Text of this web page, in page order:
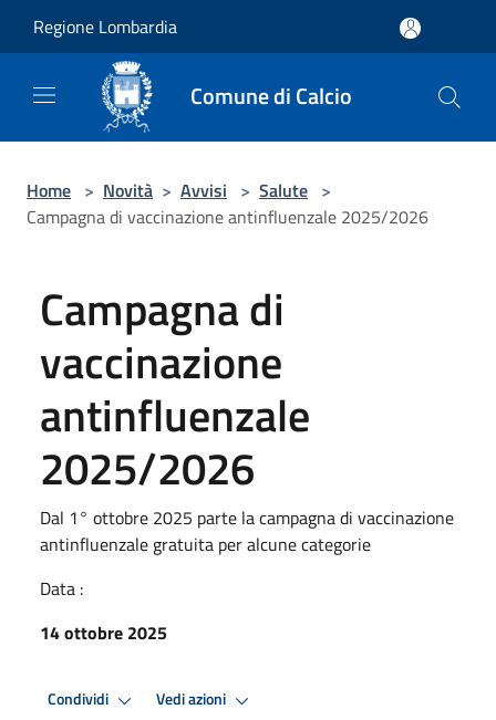
Regione Lombardia
Comune di Calcio
Home > Novità > Avvisi > Salute >
Campagna di vaccinazione antinfluenzale 2025/2026
Campagna di
vaccinazione
antinfluenzale
2025/2026
Dal 1° ottobre 2025 parte la campagna di vaccinazione
antinfluenzale gratuita per alcune categorie
Data :
14 ottobre 2025
Condividi Vedi azioni